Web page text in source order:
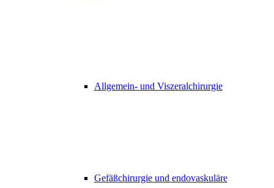
Allgemein- und Viszeralchirurgie
Gefäßchirurgie und endovaskuläre